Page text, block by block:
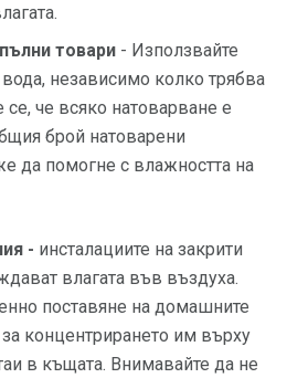
товари - Използвайте
независимо колко трябва
се, че всяко натоварване е
брой натоварени
да помогне с влажността на
- инсталациите на закрити
влагата във въздуха.
поставяне на домашните
концентрирането им върху
в къщата. Внимавайте да не